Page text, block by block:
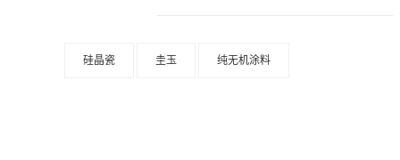
硅晶瓷 圭玉 纯无机涂料